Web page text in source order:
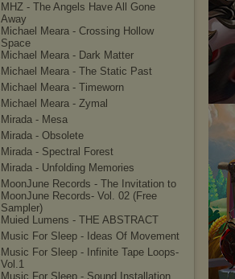
MHZ - The Angels Have All Gone
Away
Michael Meara - Crossing Hollow
Space
Michael Meara - Dark Matter
Michael Meara - The Static Past
Michael Meara - Timeworn
Michael Meara - Zymal
Mirada - Mesa
Mirada - Obsolete
Mirada - Spectral Forest
Mirada - Unfolding Memories
MoonJune Records - The Invitation to
MoonJune Records- Vol. 02 (Free
Sampler)
Muied Lumens - THE ABSTRACT
Music For Sleep - Ideas Of Movement
Music For Sleep - Infinite Tape Loops-
Vol.1
Music For Sleep - Sound Installation